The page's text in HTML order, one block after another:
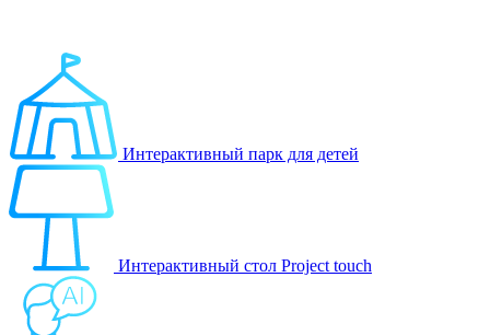
Интерактивный парк для детей
Интерактивный стол Project touch